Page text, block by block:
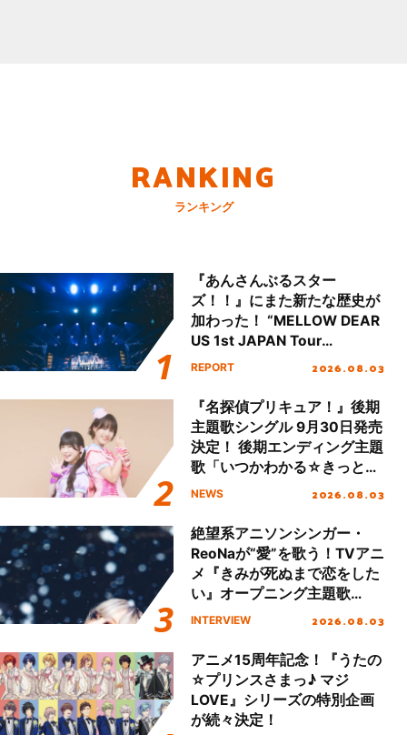
RANKING
ランキング
『あんさんぶるスター
ズ！！』にまた新たな歴史が
加わった！ “MELLOW DEAR
US 1st JAPAN Tour
Final「NICE to meet YOU
ート!!
REPORT 2026.08.03
『名探偵プリキュア！』後期
主題歌シングル 9月30日発売
決定！ 後期エンディング主題
歌「いつかわかる☆きっとあ
える」TVサイズ先行配信開
NEWS 2026.08.03
絶望系アニソンシンガー・
ReoNaが“愛”を歌う！TVアニ
メ『きみが死ぬまで恋をした
い』オープニング主題歌
「Amore」インタビュー
INTERVIEW 2026.08.03
アニメ15周年記念！『うたの
☆プリンスさまっ♪ マジ
LOVE』シリーズの特別企画
が続々決定！